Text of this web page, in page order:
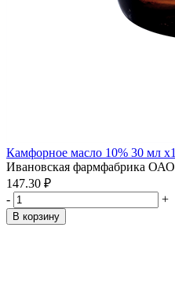
Камфорное масло 10% 30 мл x1
Ивановская фармфабрика ОАО
147.30 ₽
-
+
В корзину